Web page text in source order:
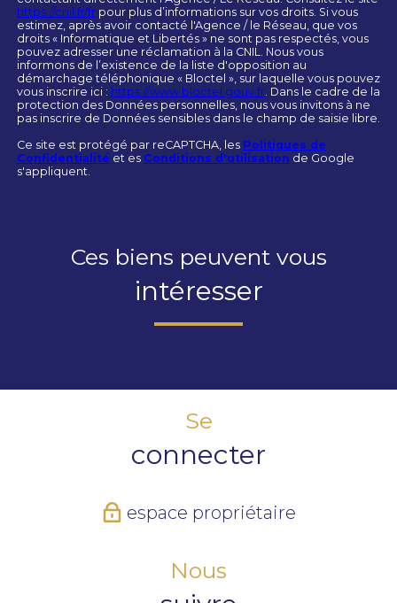
https://cnil.fr/fr pour plus d’informations sur vos droits. Si vous
estimez, après avoir contacté l'Agence / le Réseau, que vos
droits « Informatique et Libertés » ne sont pas respectés, vous
pouvez adresser une réclamation à la CNIL. Nous vous
informons de l’existence de la liste d'opposition au
démarchage téléphonique « Bloctel », sur laquelle vous pouvez
vous inscrire ici : https://www.bloctel.gouv.fr. Dans le cadre de la
protection des Données personnelles, nous vous invitons à ne
pas inscrire de Données sensibles dans le champ de saisie libre.
Ce site est protégé par reCAPTCHA, les Politiques de
Confidentialité et es Conditions d'utilisation de Google
s'appliquent.
Ces biens peuvent vous
intéresser
Se
connecter
espace propriétaire
Nous